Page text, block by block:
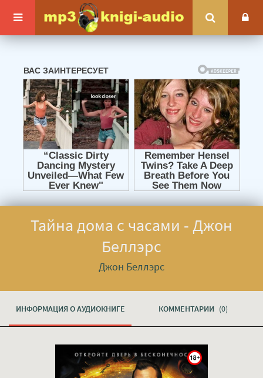
Тайна дома с часами - Джон
Беллэрс
Джон Беллэрс
ИНФОРМАЦИЯ О АУДИОКНИГЕ КОММЕНТАРИИ (0)